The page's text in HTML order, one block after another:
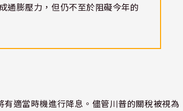
通膨壓力，但仍不至於阻礙今年的
適當時機進行降息。儘管川普的關稅被視為